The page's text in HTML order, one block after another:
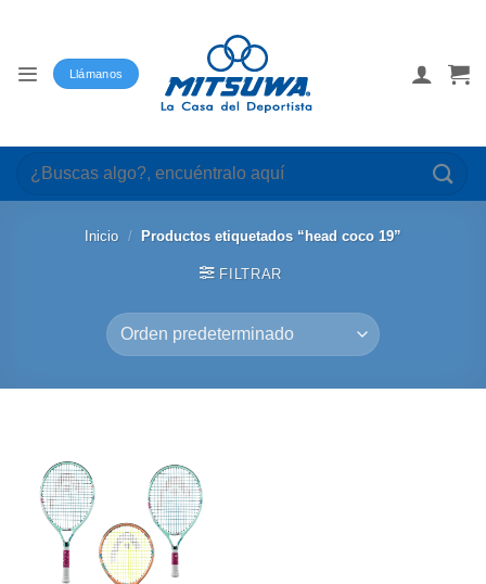
Llámanos
Buscar
por:
Inicio / Productos etiquetados “head coco 19”
FILTRAR